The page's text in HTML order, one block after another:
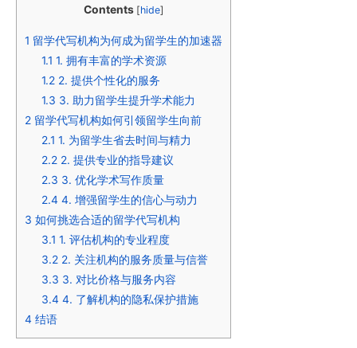
Contents [hide]
1 留学代写机构为何成为留学生的加速器
1.1 1. 拥有丰富的学术资源
1.22. 提供个性化的服务
1.3 3. 助力留学生提升学术能力
2 留学代写机构如何引领留学生向前
2.1 1. 为留学生省去时间与精力
2.22. 提供专业的指导建议
2.3 3. 优化学术写作质量
2.4 4. 增强留学生的信心与动力
3 如何挑选合适的留学代写机构
3.1 1. 评估机构的专业程度
3.22. 关注机构的服务质量与信誉
3.3 3. 对比价格与服务内容
3.4 4. 了解机构的隐私保护措施
4 结语